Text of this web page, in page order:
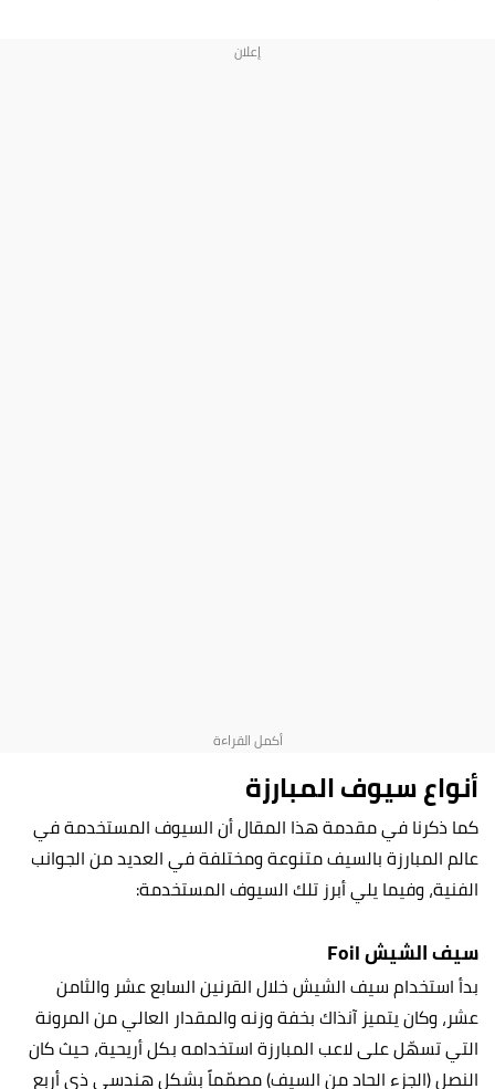
أنواع سيوف المبارزة
كما ذكرنا في مقدمة هذا المقال أن السيوف المستخدمة في
عالم المبارزة بالسيف متنوعة ومختلفة في العديد من الجوانب
الفنية، وفيما يلي أبرز تلك السيوف المستخدمة:
سيف الشيش Foil
بدأ استخدام سيف الشيش خلال القرنين السابع عشر والثامن
عشر، وكان يتميز آنذاك بخفة وزنه والمقدار العالي من المرونة
التي تسهّل على لاعب المبارزة استخدامه بكل أريحية، حيث كان
النصل (الجزء الحاد من السيف) مصمّماً بشكل هندسي ذي أربع